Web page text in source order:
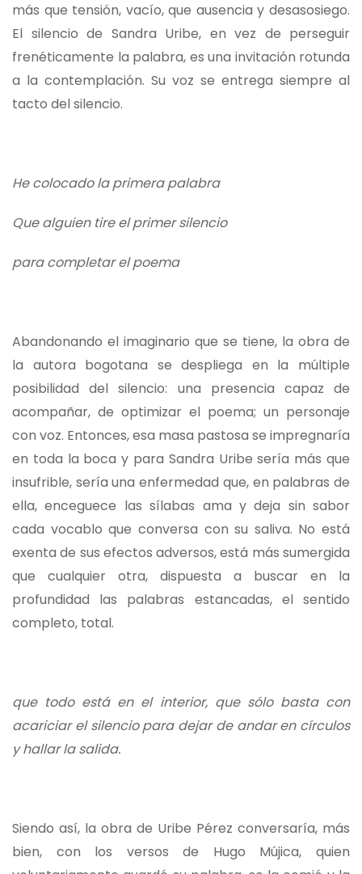
más que tensión, vacío, que ausencia y desasosiego.
El silencio de Sandra Uribe, en vez de perseguir
frenéticamente la palabra, es una invitación rotunda
a la contemplación. Su voz se entrega siempre al
tacto del silencio.
He colocado la primera palabra
Que alguien tire el primer silencio
para completar el poema
Abandonando el imaginario que se tiene, la obra de
la autora bogotana se despliega en la múltiple
posibilidad del silencio: una presencia capaz de
acompañar, de optimizar el poema; un personaje
con voz. Entonces, esa masa pastosa se impregnaría
en toda la boca y para Sandra Uribe sería más que
insufrible, sería una enfermedad que, en palabras de
ella, enceguece las sílabas ama y deja sin sabor
cada vocablo que conversa con su saliva. No está
exenta de sus efectos adversos, está más sumergida
que cualquier otra, dispuesta a buscar en la
profundidad las palabras estancadas, el sentido
completo, total.
que todo está en el interior, que sólo basta con
acariciar el silencio para dejar de andar en círculos
y hallar la salida.
Siendo así, la obra de Uribe Pérez conversaría, más
bien, con los versos de Hugo Mújica, quien